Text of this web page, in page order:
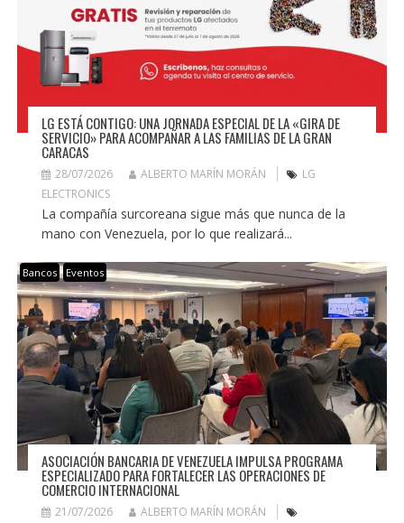
LG ESTÁ CONTIGO: UNA JORNADA ESPECIAL DE LA «GIRA DE
SERVICIO» PARA ACOMPAÑAR A LAS FAMILIAS DE LA GRAN
CARACAS
28/07/2026 ALBERTO MARÍN MORÁN
LG
ELECTRONICS
La compañía surcoreana sigue más que nunca de la
mano con Venezuela, por lo que realizará...
Bancos Eventos
ASOCIACIÓN BANCARIA DE VENEZUELA IMPULSA PROGRAMA
ESPECIALIZADO PARA FORTALECER LAS OPERACIONES DE
COMERCIO INTERNACIONAL
21/07/2026
ALBERTO MARÍN MORÁN